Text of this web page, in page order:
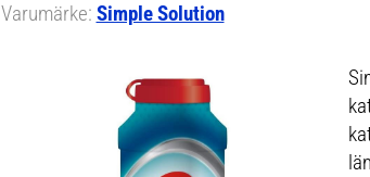
Varumärke: Simple Solution